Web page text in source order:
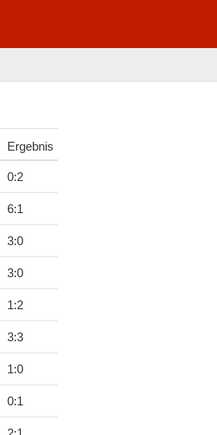
Ergebnis
0:2
6:1
3:0
3:0
1:2
3:3
1:0
0:1